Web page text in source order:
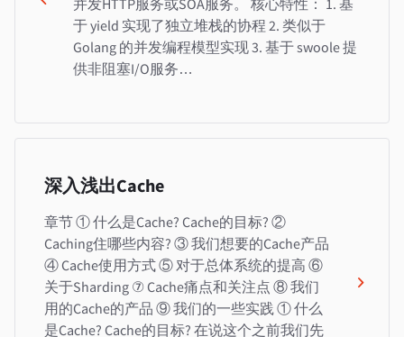
并发HTTP服务或SOA服务。 核心特性： 1. 基
于 yield 实现了独立堆栈的协程 2. 类似于
Golang 的并发编程模型实现 3. 基于 swoole 提
供非阻塞I/O服务…
深入浅出Cache
章节 ① 什么是Cache? Cache的目标? ②
Caching住哪些内容? ③ 我们想要的Cache产品
④ Cache使用方式 ⑤ 对于总体系统的提高 ⑥
关于Sharding ⑦ Cache痛点和关注点 ⑧ 我们
用的Cache的产品 ⑨ 我们的一些实践 ① 什么
是Cache? Cache的目标? 在说这个之前我们先